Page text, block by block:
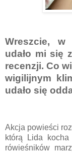
Wreszcie, w
udało mi się
recenzji. Co
wigilijnym
udało się
Akcja powieści
którą Lida
rówieśników